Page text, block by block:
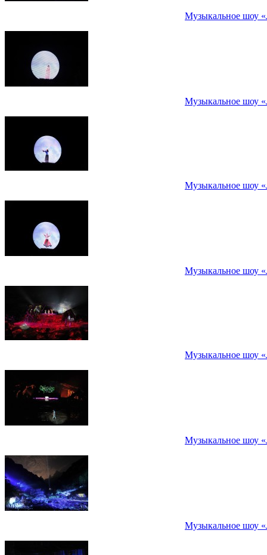
Музыкальное шоу
Музыкальное шоу
Музыкальное шоу
Музыкальное шоу
Музыкальное шоу
Музыкальное шоу
Музыкальное шоу